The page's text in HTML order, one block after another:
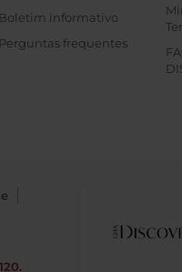
Boletim informativo
Perguntas frequentes